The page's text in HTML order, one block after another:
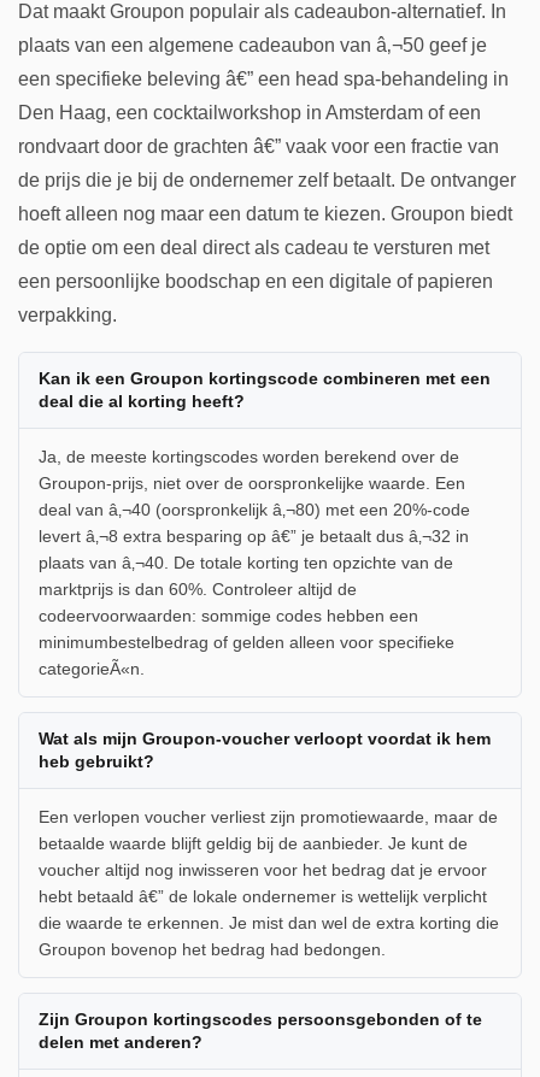
Dat maakt Groupon populair als cadeaubon-alternatief. In
plaats van een algemene cadeaubon van â‚¬50 geef je
een specifieke beleving â€” een head spa-behandeling in
Den Haag, een cocktailworkshop in Amsterdam of een
rondvaart door de grachten â€” vaak voor een fractie van
de prijs die je bij de ondernemer zelf betaalt. De ontvanger
hoeft alleen nog maar een datum te kiezen. Groupon biedt
de optie om een deal direct als cadeau te versturen met
een persoonlijke boodschap en een digitale of papieren
verpakking.
Kan ik een Groupon kortingscode combineren met een
deal die al korting heeft?
Ja, de meeste kortingscodes worden berekend over de
Groupon-prijs, niet over de oorspronkelijke waarde. Een
deal van â‚¬40 (oorspronkelijk â‚¬80) met een 20%-code
levert â‚¬8 extra besparing op â€” je betaalt dus â‚¬32 in
plaats van â‚¬40. De totale korting ten opzichte van de
marktprijs is dan 60%. Controleer altijd de
codeervoorwaarden: sommige codes hebben een
minimumbestelbedrag of gelden alleen voor specifieke
categorieÃ«n.
Wat als mijn Groupon-voucher verloopt voordat ik hem
heb gebruikt?
Een verlopen voucher verliest zijn promotiewaarde, maar de
betaalde waarde blijft geldig bij de aanbieder. Je kunt de
voucher altijd nog inwisseren voor het bedrag dat je ervoor
hebt betaald â€” de lokale ondernemer is wettelijk verplicht
die waarde te erkennen. Je mist dan wel de extra korting die
Groupon bovenop het bedrag had bedongen.
Zijn Groupon kortingscodes persoonsgebonden of te
delen met anderen?